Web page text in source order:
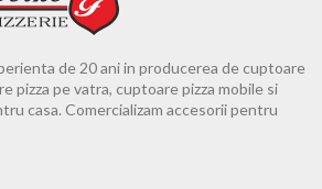
de 20 ani in producerea de cuptoare
pizza pe vatra, cuptoare pizza mobile si
casa. Comercializam accesorii pentru